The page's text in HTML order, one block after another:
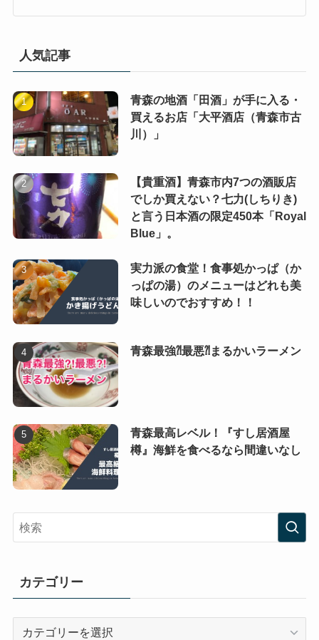
人気記事
青森の地酒「田酒」が手に入る・
買えるお店「大平酒店（青森市古
川）」
【貴重酒】青森市内7つの酒販店
でしか買えない？七力(しちりき)
と言う日本酒の限定450本「Royal
Blue」。
実力派の食堂！食事処かっぱ（か
っぱの湯）のメニューはどれも美
味しいのでおすすめ！！
青森最強⁈最悪⁈まるかいラーメン
青森最高レベル！『すし居酒屋
樽』海鮮を食べるなら間違いなし
カテゴリー